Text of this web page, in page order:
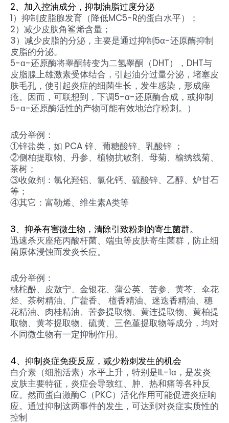
2、加入控油成分，抑制油脂过度分泌
1）抑制皮脂腺发育（降低MC5-R的蛋白水平）；
2）减少皮肤角鲨烯含量；
3）减少皮脂的分泌，主要是通过抑制5α-还原酶抑制
皮脂的分泌。
5-α-还原酶将睾酮转变为二氢睾酮（DHT），DHT与
皮脂腺上雄激素受体结合，引起油分过量分泌，堵塞皮
肤毛孔，使引起炎症的细菌生长，发生感染，形成痤
疮。因而，可联想到，下调5-α-还原酶合成，或抑制
5-α-还原酶活性的产物可能有效地治疗粉刺。）
成分举例：
①锌盐类，如 PCA 锌、葡糖酸锌、乳酸锌 ；
②侧柏提取物、丹参、植物抗敏剂、母菊、榆绣线菊、
茶树；
③收敛剂：氯化羟铝、氯化钙、硫酸锌、乙醇、炉甘石
等；
④其它：富勒烯、维生素A类等
3、抑杀有害微生物，清除引致粉刺的寄生菌群。
迅速杀灭座疮丙酸杆菌、端虫等皮肤寄生菌群，防止细
菌原体浸蚀而发炎长痘。
成分举例：
桃柁酚、皮敖宁、金银花、蒲公英、苦参、黄芩、伞花
烃、茶树精油、广藿香、 檀香精油、迷迭香精油、穗
花精油、肉桂精油、苦参提取物、黄连提取物、黄柏提
取物、黄芩提取物、硫黄、三色堇提取物等成分，均对
不同微生物有一定抑制作用。
4、抑制炎症免疫反应，减少粉刺发生的机会
白介素（细胞活素）水平上升，特别是IL-1α，是发炎
皮肤主要特征，炎症会导致红、肿、热和痛等各种反
应。然而蛋白激酶C（PKC）活化作用可能促进炎症响
应。通过抑制这两事件的发生，可达到对炎症实质性的
控制